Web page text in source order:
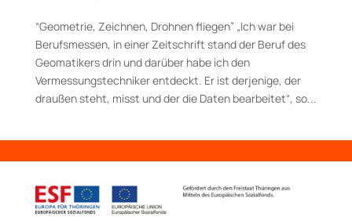
“Geometrie, Zeichnen, Drohnen fliegen” „Ich war bei
Berufsmessen, in einer Zeitschrift stand der Beruf des
Geomatikers drin und darüber habe ich den
Vermessungstechniker entdeckt. Er ist derjenige, der
draußen steht, misst und der die Daten bearbeitet“, so...